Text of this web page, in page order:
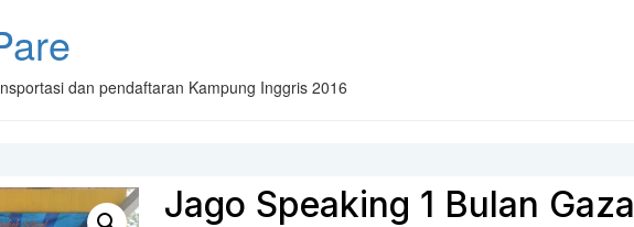
dan pendaftaran Kampung Inggris 2016
Jago Speaking 1 Bulan Gaza